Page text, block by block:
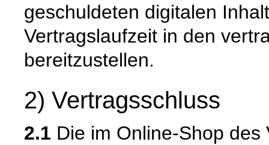
geschuldeten digitalen
Vertragslaufzeit in den
bereitzustellen.
2) Vertragsschluss
2.1 Die im Online-Shop